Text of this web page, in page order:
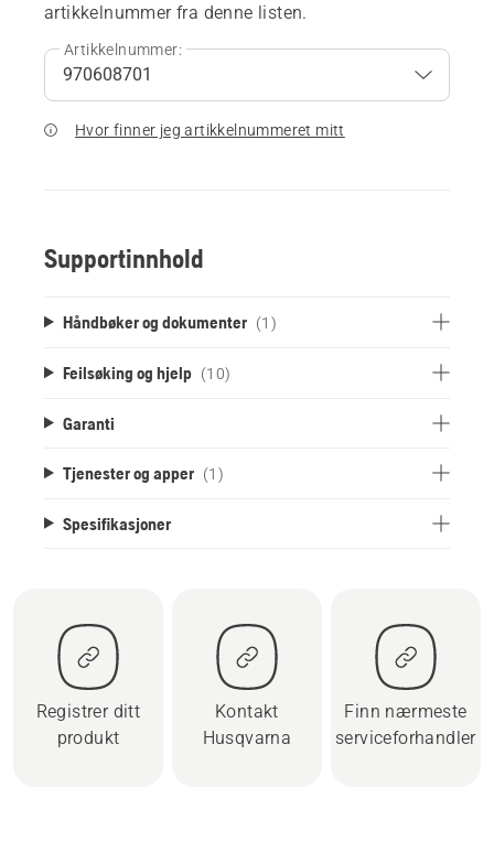
artikkelnummer fra denne listen.
Artikkelnummer:
Hvor finner jeg artikkelnummeret mitt
Supportinnhold
Håndbøker og dokumenter (1)
Feilsøking og hjelp (10)
Garanti
Tjenester og apper (1)
Spesifikasjoner
Registrer ditt
produkt
Kontakt
Husqvarna
Finn nærmeste
serviceforhandler